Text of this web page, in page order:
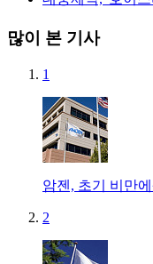
많이 본 기사
1
암젠, 초기 비만
2